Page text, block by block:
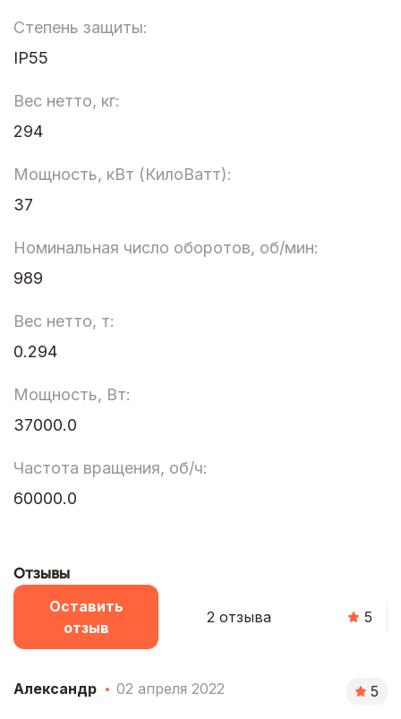
Степень защиты:
IP55
Вес нетто, кг:
294
Мощность, кВт (КилоВатт):
37
Номинальная число оборотов, об/мин:
989
Вес нетто, т:
0.294
Мощность, Вт:
37000.0
Частота вращения, об/ч:
60000.0
Отзывы
5
2 отзыва
Оставить
отзыв
Александр 02 апреля 2022 5